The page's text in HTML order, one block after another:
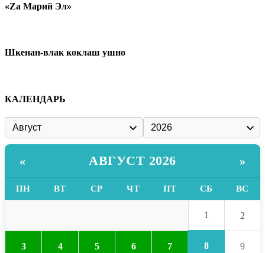
«Zа Марий Эл»
Шкенан-влак коклаш ушно
КАЛЕНДАРЬ
« АВГУСТ 2026 »
ПН ВТ СР ЧТ ПТ СБ ВС
1 2
3 4 5 6 7 8 9